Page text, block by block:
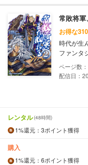
常敗将
お得な
時代が生
ファンタ
配信日：
レンタル(48時間)
1%還元 ：3ポイント獲得
購入
1%還元 ：6ポイント獲得